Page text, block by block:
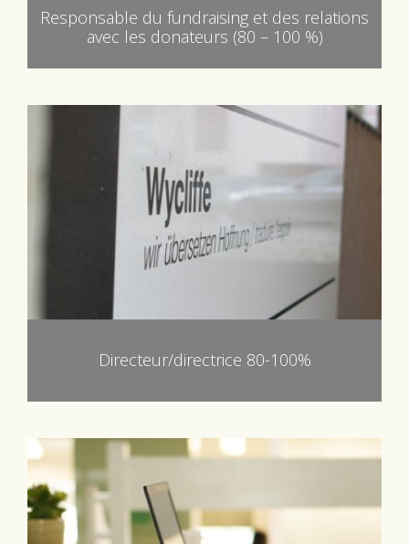
Responsable du fundraising et des relations
avec les donateurs (80 – 100 %)
Directeur/directrice 80-100%